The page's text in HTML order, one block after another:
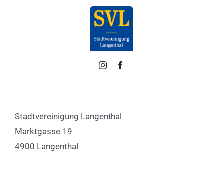
Stadtvereinigung Langenthal
Marktgasse 19
4900 Langenthal